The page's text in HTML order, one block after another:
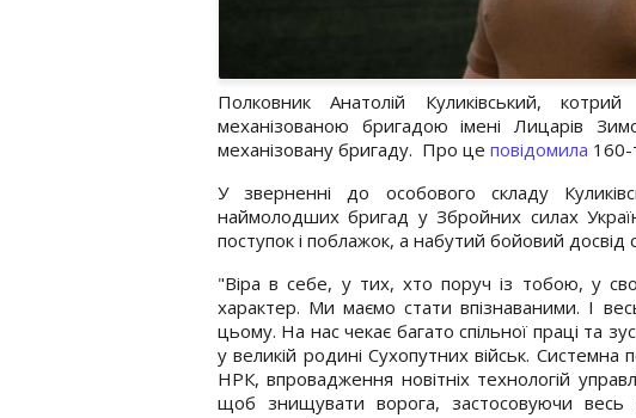
Полковник Анатолій Куликівський,
механізованою бригадою імені Лицарів
механізовану бригаду. Про це повідомила
У зверненні до особового складу
наймолодших бригад у Збройних силах
поступок і поблажок, а набутий бойовий
"Віра в себе, у тих, хто поруч із тобою, у
характер. Ми маємо стати впізнаваними. І
цьому. На нас чекає багато спільної праці та
у великій родині Сухопутних військ.
НРК, впровадження новітніх технологій
щоб знищувати ворога, застосовуючи